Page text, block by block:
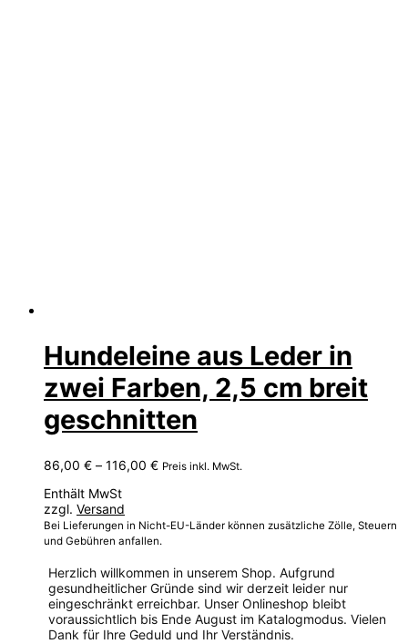
Hundeleine aus Leder in
zwei Farben, 2,5 cm breit
geschnitten
86,00 € – 116,00 €Preisspanne:
Preis inkl. MwSt.
Enthält MwSt
zzgl. Versand
Bei Lieferungen in Nicht-EU-Länder können zusätzliche Zölle, Steuern
und Gebühren anfallen.
Herzlich willkommen in unserem Shop. Aufgrund
gesundheitlicher Gründe sind wir derzeit leider nur
eingeschränkt erreichbar. Unser Onlineshop bleibt
voraussichtlich bis Ende August im Katalogmodus. Vielen
Dank für Ihre Geduld und Ihr Verständnis.